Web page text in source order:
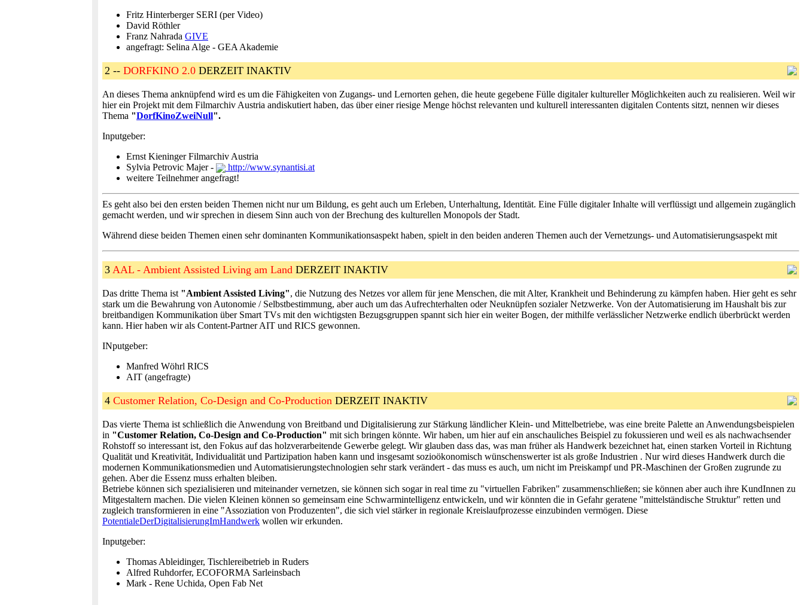
Fritz Hinterberger SERI (per Video)
David Röthler
Franz Nahrada GIVE
angefragt: Selina Alge - GEA Akademie
2 -- DORFKINO 2.0 DERZEIT INAKTIV
An dieses Thema anknüpfend wird es um die Fähigkeiten von Zugangs- und Lernorten gehen, die heute gegebene Fülle digitaler kultureller Möglichkeiten auch zu realisieren. Weil wir
hier ein Projekt mit dem Filmarchiv Austria andiskutiert haben, das über einer riesige Menge höchst relevanten und kulturell interessanten digitalen Contents sitzt, nennen wir dieses
Thema "DorfKinoZweiNull".
Inputgeber:
Ernst Kieninger Filmarchiv Austria
Sylvia Petrovic Majer -
http://www.synantisi.at
weitere Teilnehmer angefragt!
Es geht also bei den ersten beiden Themen nicht nur um Bildung, es geht auch um Erleben, Unterhaltung, Identität. Eine Fülle digitaler Inhalte will verflüssigt und allgemein zugänglich
gemacht werden, und wir sprechen in diesem Sinn auch von der Brechung des kulturellen Monopols der Stadt.
Während diese beiden Themen einen sehr dominanten Kommunikationsaspekt haben, spielt in den beiden anderen Themen auch der Vernetzungs- und Automatisierungsaspekt mit
3 AAL - Ambient Assisted Living am Land DERZEIT INAKTIV
Das dritte Thema ist "Ambient Assisted Living", die Nutzung des Netzes vor allem für jene Menschen, die mit Alter, Krankheit und Behinderung zu kämpfen haben. Hier geht es sehr
stark um die Bewahrung von Autonomie / Selbstbestimmung, aber auch um das Aufrechterhalten oder Neuknüpfen sozialer Netzwerke. Von der Automatisierung im Haushalt bis zur
breitbandigen Kommunikation über Smart TVs mit den wichtigsten Bezugsgruppen spannt sich hier ein weiter Bogen, der mithilfe verlässlicher Netzwerke endlich überbrückt werden
kann. Hier haben wir als Content-Partner AIT und RICS gewonnen.
INputgeber:
Manfred Wöhrl RICS
AIT (angefragte)
4 Customer Relation, Co-Design and Co-Production DERZEIT INAKTIV
Das vierte Thema ist schließlich die Anwendung von Breitband und Digitalisierung zur Stärkung ländlicher Klein- und Mittelbetriebe, was eine breite Palette an Anwendungsbeispielen
in "Customer Relation, Co-Design and Co-Production" mit sich bringen könnte. Wir haben, um hier auf ein anschauliches Beispiel zu fokussieren und weil es als nachwachsender
Rohstoff so interessant ist, den Fokus auf das holzverarbeitende Gewerbe gelegt. Wir glauben dass das, was man früher als Handwerk bezeichnet hat, einen starken Vorteil in Richtung
Qualität und Kreativität, Individualität und Partizipation haben kann und insgesamt sozioökonomisch wünschenswerter ist als große Industrien . Nur wird dieses Handwerk durch die
modernen Kommunikationsmedien und Automatisierungstechnologien sehr stark verändert - das muss es auch, um nicht im Preiskampf und PR-Maschinen der Großen zugrunde zu
gehen. Aber die Essenz muss erhalten bleiben.
Betriebe können sich spezialisieren und miteinander vernetzen, sie können sich sogar in real time zu "virtuellen Fabriken" zusammenschließen; sie können aber auch ihre KundInnen zu
Mitgestaltern machen. Die vielen Kleinen können so gemeinsam eine Schwarmintelligenz entwickeln, und wir könnten die in Gefahr geratene "mittelständische Struktur" retten und
zugleich transformieren in eine "Assoziation von Produzenten", die sich viel stärker in regionale Kreislaufprozesse einzubinden vermögen. Diese
PotentialeDerDigitalisierungImHandwerk wollen wir erkunden.
Inputgeber:
Thomas Ableidinger, Tischlereibetrieb in Ruders
Alfred Ruhdorfer, ECOFORMA Sarleinsbach
Mark - Rene Uchida, Open Fab Net